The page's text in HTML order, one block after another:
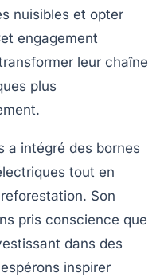
nuisibles et opter
engagement
leur chaîne
plus
a intégré des bornes
tout en
Son
pris conscience que
dans des
inspirer